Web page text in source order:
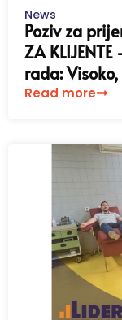
News
Poziv za
ZA
rada:
Read more